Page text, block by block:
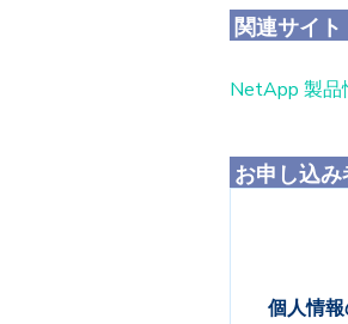
関連サイト
NetApp 製品
お申し込
個人情